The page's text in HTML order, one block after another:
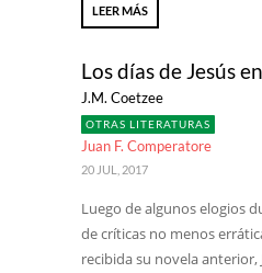
LEER MÁS
Los días de Jesús
J.M. Coetzee
OTRAS LITERATURAS
Juan F. Comperatore
20 JUL, 2017
Luego de algunos elogios
de críticas no menos
recibida su novela anterior,